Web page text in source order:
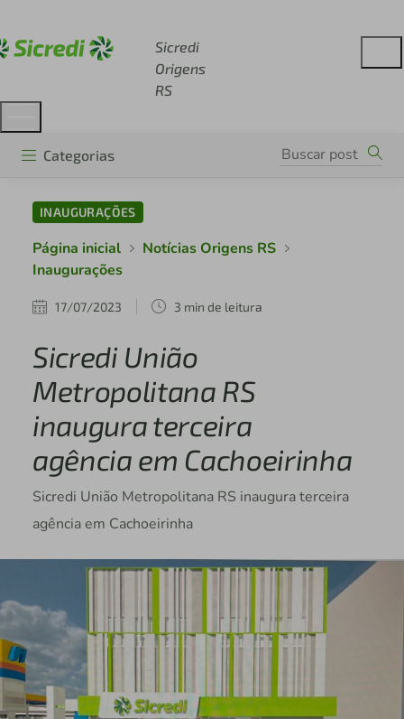
Sicredi
Origens
RS
Categorias
INAUGURAÇÕES
Página inicial
Notícias Origens RS
Inaugurações
17/07/2023 3 min de leitura
Sicredi União
Metropolitana RS
inaugura terceira
agência em Cachoeirinha
Sicredi União Metropolitana RS inaugura terceira
agência em Cachoeirinha